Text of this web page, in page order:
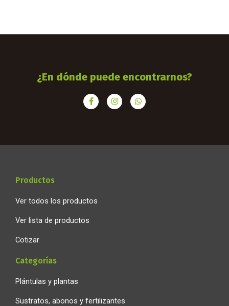
¿En dónde puede encontrarnos?
F
a
c
o
I
n
s
r
W
h
a
p
Productos
Ver todos los productos
Ver lista de productos
Cotizar
Categorías
Plántulas y plantas
Sustratos, abonos y fertilizantes